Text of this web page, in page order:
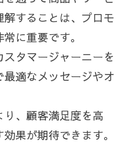
することは、プロモ
に重要です。
タマージャーニーを
適なメッセージやオ
、顧客満足度を高
果が期待できます。